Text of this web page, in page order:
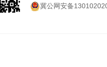
冀公网安备